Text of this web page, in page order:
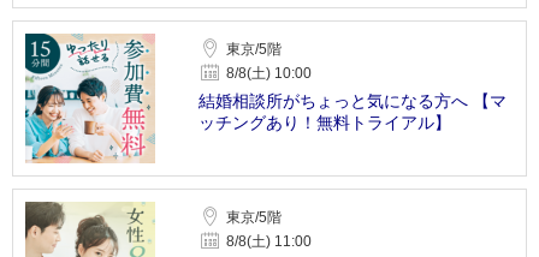
東京/5階
8/8(土) 10:00
結婚相談所がちょっと気になる方へ 【マ
ッチングあり！無料トライアル】
東京/5階
8/8(土) 11:00